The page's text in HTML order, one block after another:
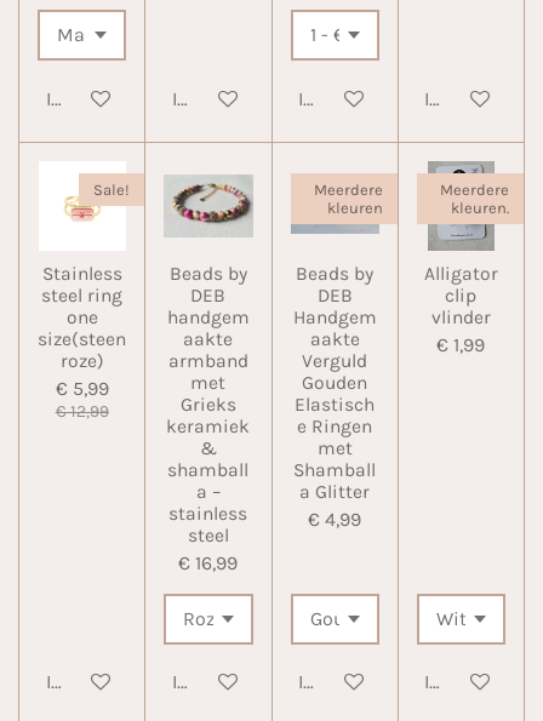
In winkelwagenIn winkelwagenIn winkelwagen
In
Sale!
Stainless
steel ring
one
size(steen
roze)
€ 5,99
€ 12,99
In winkelwagen
Beads by
DEB
handgem
aakte
armband
met
Grieks
keramiek
&
shamball
a –
stainless
steel
€ 16,99
In winkelwagen
Meerdere
kleuren
Beads by
DEB
Handgem
aakte
Verguld
Gouden
Elastisch
e Ringen
met
Shamball
a Glitter
€ 4,99
In winkelwagen
Meerdere
kleuren.
Alligator
clip
vlinder
€ 1,99
In